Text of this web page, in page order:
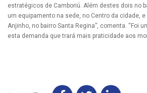
estratégicos de Camboriú. Além destes dois no
um equipamento na sede, no Centro da cidade,
Anjinho, no bairro Santa Regina”, comenta. “Foi
esta demanda que trará mais praticidade aos